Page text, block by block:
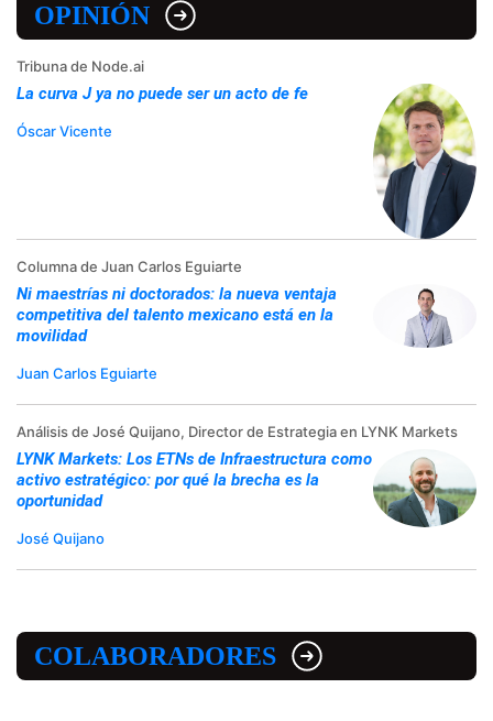
OPINIÓN
Tribuna de Node.ai
La curva J ya no puede ser un acto de fe
Óscar Vicente
Columna de Juan Carlos Eguiarte
Ni maestrías ni doctorados: la nueva ventaja
competitiva del talento mexicano está en la
movilidad
Juan Carlos Eguiarte
Análisis de José Quijano, Director de Estrategia en LYNK Markets
LYNK Markets: Los ETNs de Infraestructura como
activo estratégico: por qué la brecha es la
oportunidad
José Quijano
COLABORADORES